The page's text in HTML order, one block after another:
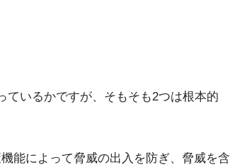
ているかですが、そもそも2つは根本的
能によって脅威の出入を防ぎ、脅威を含